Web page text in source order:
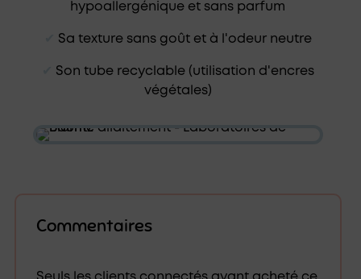
hypoallergénique et sans parfum
Sa texture sans goût et à l'odeur neutre
Son tube recyclable (utilisation d'encres
végétales)
Commentaires